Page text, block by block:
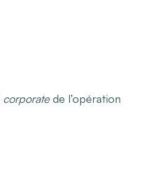
corporatede l’opération